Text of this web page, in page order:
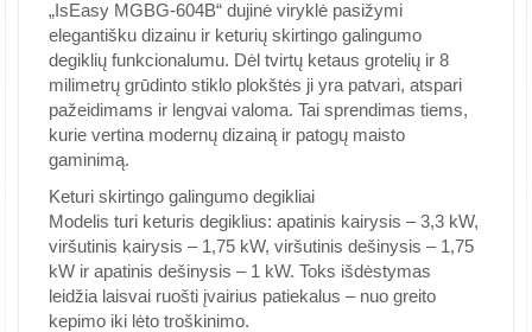
„IsEasy MGBG-604B“ dujinė viryklė pasižymi
elegantišku dizainu ir keturių skirtingo galingumo
degiklių funkcionalumu. Dėl tvirtų ketaus grotelių ir 8
milimetrų grūdinto stiklo plokštės ji yra patvari, atspari
pažeidimams ir lengvai valoma. Tai sprendimas tiems,
kurie vertina modernų dizainą ir patogų maisto
gaminimą.
Keturi skirtingo galingumo degikliai
Modelis turi keturis degiklius: apatinis kairysis – 3,3 kW,
viršutinis kairysis – 1,75 kW, viršutinis dešinysis – 1,75
kW ir apatinis dešinysis – 1 kW. Toks išdėstymas
leidžia laisvai ruošti įvairius patiekalus – nuo greito
kepimo iki lėto troškinimo.